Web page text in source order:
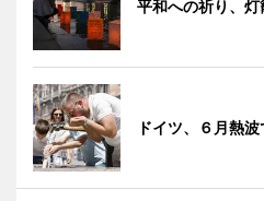
平和への祈り、灯
ドイツ、６月熱